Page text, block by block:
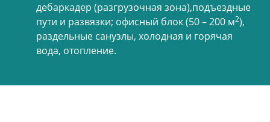
дебаркадер (разгрузочная зона),подъездные
пути и развязки; офисный блок (50 – 200 м2),
раздельные санузлы, холодная и горячая
вода, отопление.